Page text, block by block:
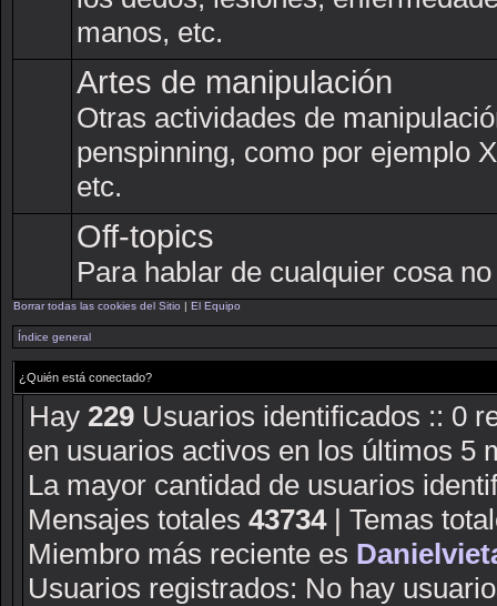
manos, etc.
Artes de manipulación
Otras actividades de
penspinning, como por ejemplo
etc.
Off-topics
Para hablar de cualquier cosa
Borrar todas las cookies del Sitio | El Equipo
Índice general
¿Quién está conectado?
Hay 229 Usuarios identificados :: 0
en usuarios activos en los últimos 5
La mayor cantidad de usuarios
Mensajes totales 43734| Temas
Miembro más reciente es
Usuarios registrados: No hay